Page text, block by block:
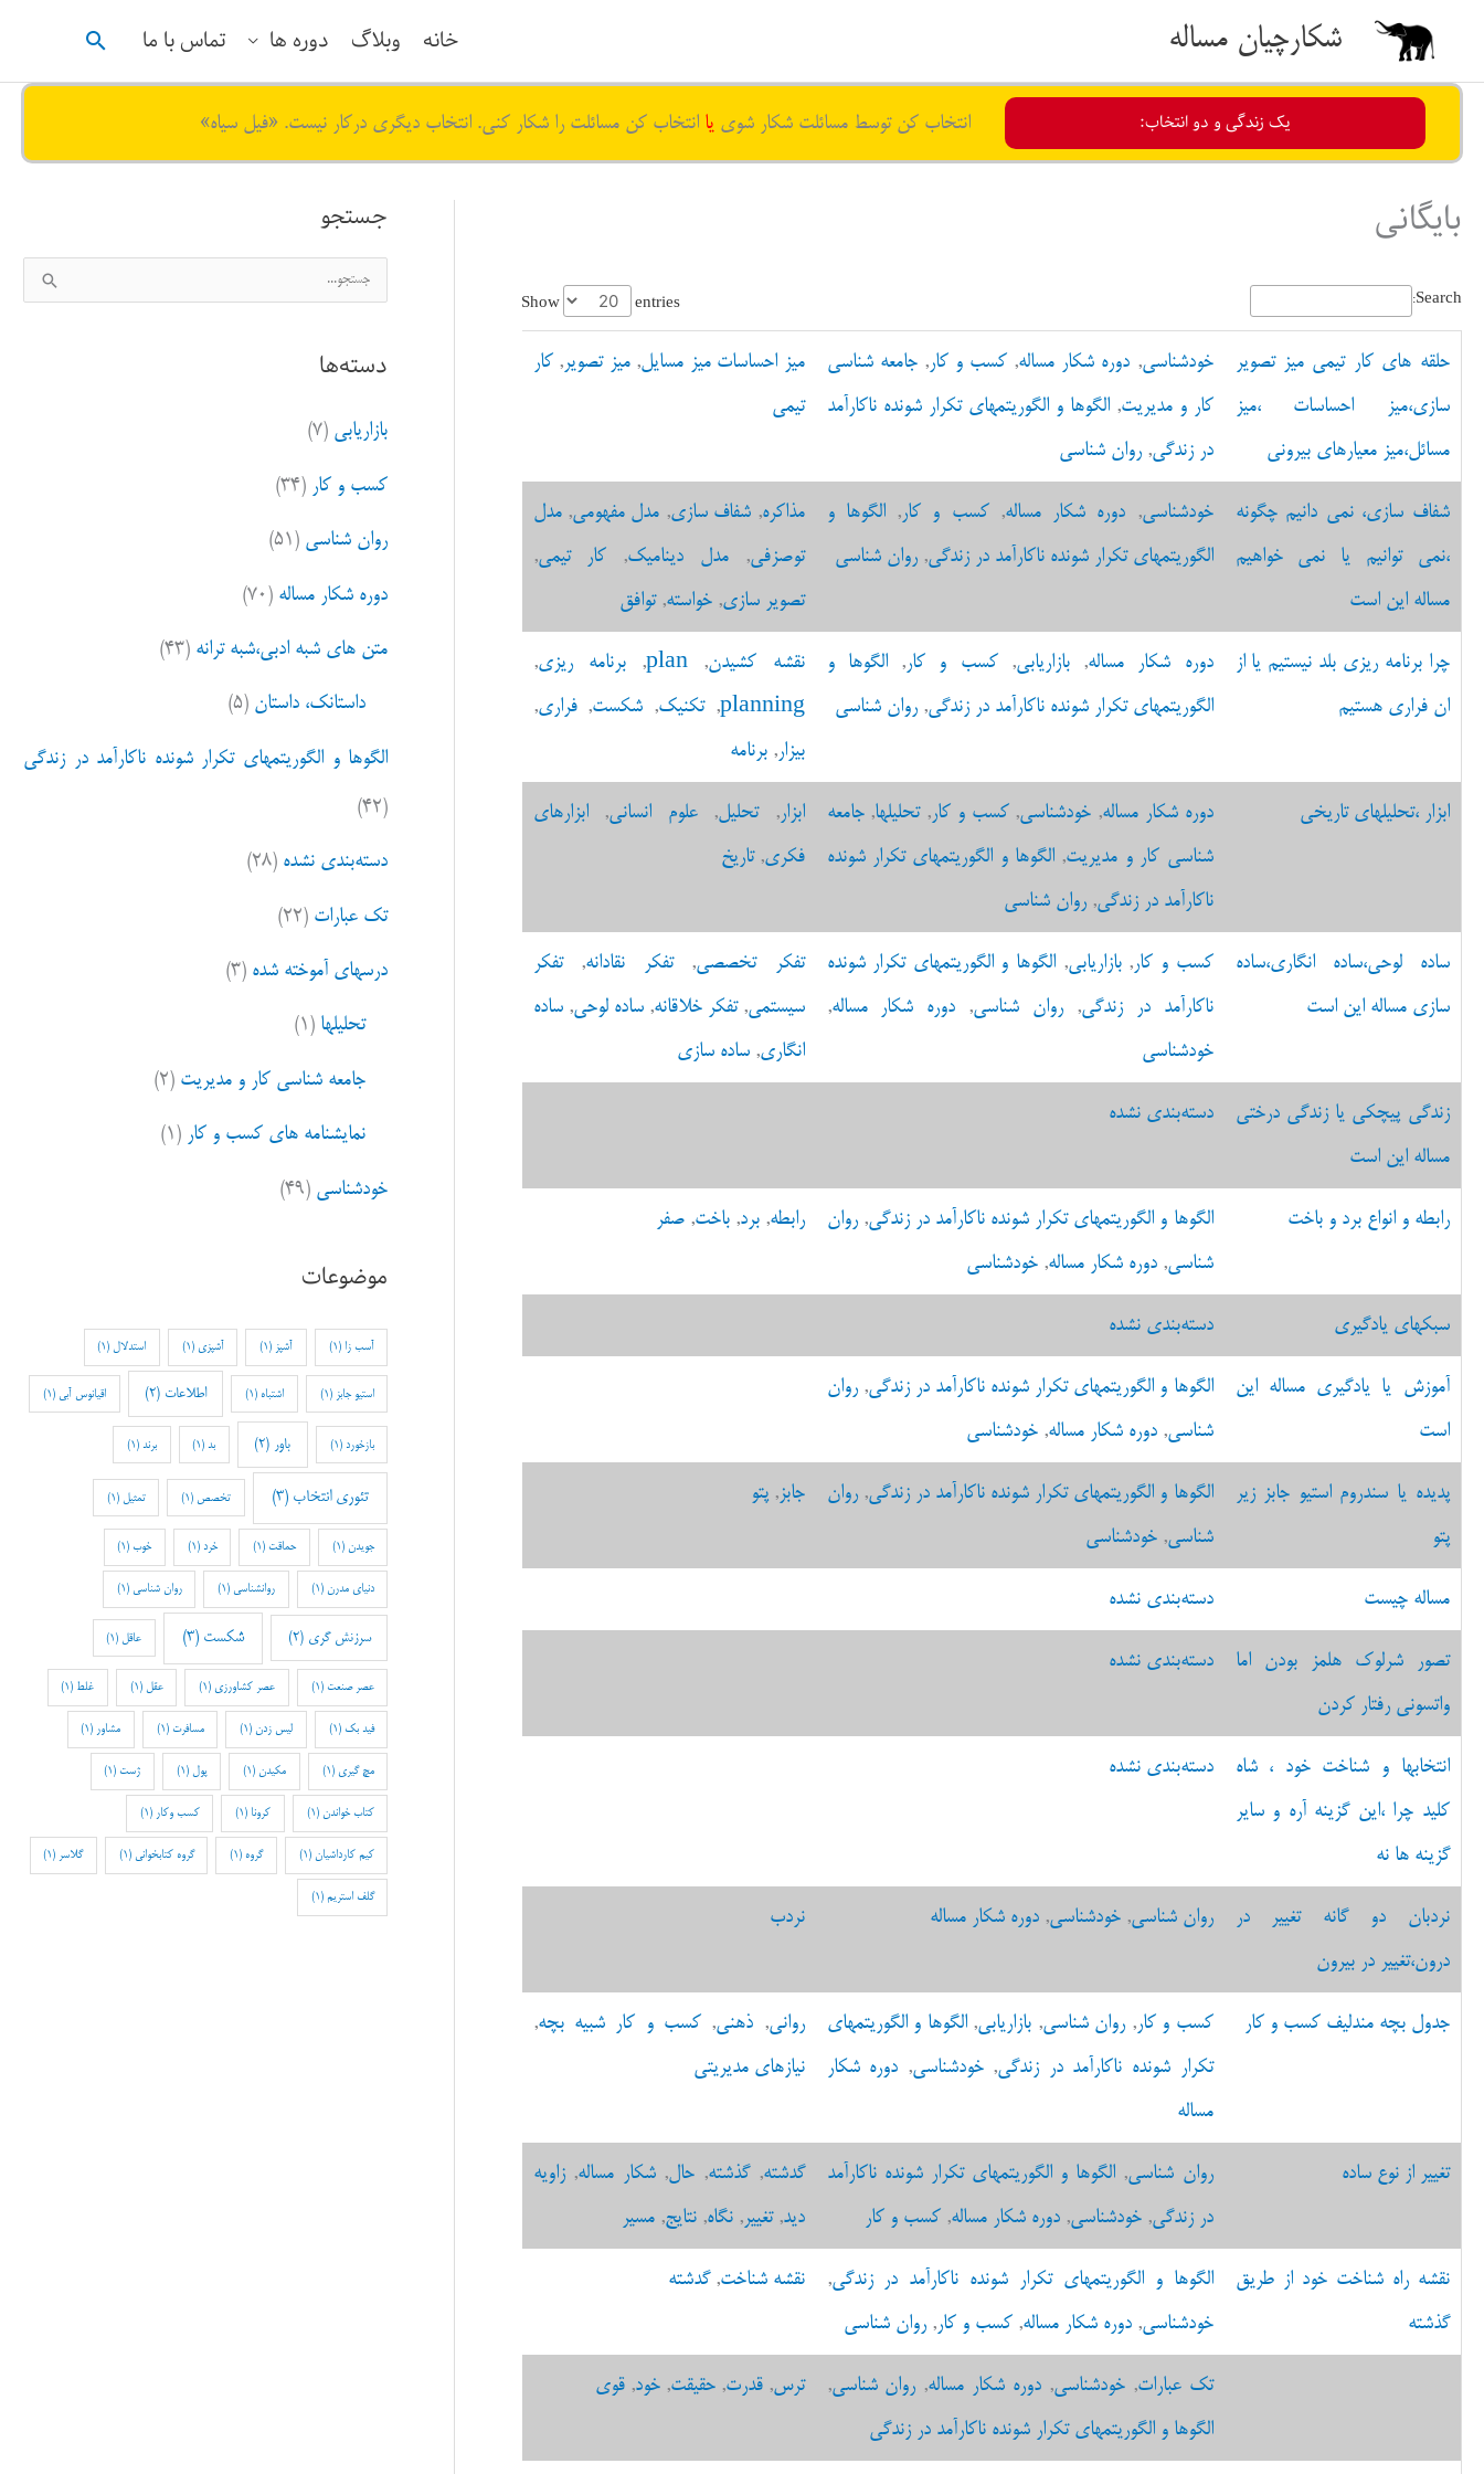
شکارچیان مساله خانه وبلاگ دوره ها تماس با ما جستجو
یک زندگی و دو انتخاب: انتخاب کن توسط مسائلت شکار شوی یا انتخاب کن مسائلت را شکار کنی. انتخاب دیگری درکار نیست. «فیل سیاه»
بایگانی
Show entries Search:
حلقه های کار تیمی میز تصویر
سازی،میز احساسات ،میز
مسائل،میز معیارهای بیرونی
خودشناسی, دوره شکار مساله, کسب و کار,جامعه شناسی
کار و مدیریت,الگوها و الگوریتمهای تکرار شونده ناکارآمد
در زندگی,روان شناسی
میز احساسات میز مسایل,میز تصویر,کار
تیمی
شفاف سازی، نمی دانیم چگونه
،نمی توانیم یا نمی خواهیم
مساله این است
خودشناسی, دوره شکار مساله,کسب و کار,الگوها و
الگوریتمهای تکرار شونده ناکارآمد در زندگی,روان شناسی
مذاکره, شفاف سازی, مدل مفهومی,مدل
توصزفی,مدل دینامیک, کار تیمی,
تصویر سازی,خواسته,توافق
چرا برنامه ریزی بلد نیستیم یا از
ان فراری هستیم
دوره شکار مساله,بازاریابی,کسب و کار,الگوها و
الگوریتمهای تکرار شونده ناکارآمد در زندگی,روان شناسی
نقشه کشیدن,
plan
,برنامه ریزی,
planning
,تکنیک, شکست,فراری,
بیزار,برنامه
ابزار ،تحلیلهای تاریخی دوره شکار مساله, خودشناسی,کسب و کار,تحلیلها,جامعه
شناسی کار و مدیریت, الگوها و الگوریتمهای تکرار شونده
ناکارآمد در زندگی,روان شناسی
ابزار,تحلیل,علوم انسانی,ابزارهای
فکری,تاریخ
ساده لوحی،ساده انگاری،ساده
سازی مساله این است
کسب و کار,بازاریابی, الگوها و الگوریتمهای تکرار شونده
ناکارآمد در زندگی, روان شناسی, دوره شکار مساله,
خودشناسی
تفکر تخصصی,تفکر نقادانه,تفکر
سیستمی,تفکر خلاقانه,ساده لوحی,ساده
انگاری,ساده سازی
زندگی پیچکی یا زندگی درختی
مساله این است
دسته‌بندی نشده
رابطه و انواع برد و باخت الگوها و الگوریتمهای تکرار شونده ناکارآمد در زندگی,روان
شناسی,دوره شکار مساله,خودشناسی
رابطه,برد,باخت,صفر
سبکهای یادگیری دسته‌بندی نشده
آموزش یا یادگیری مساله این
است
الگوها و الگوریتمهای تکرار شونده ناکارآمد در زندگی,روان
شناسی,دوره شکار مساله,خودشناسی
پدیده یا سندروم استیو جابز زیر
پتو
الگوها و الگوریتمهای تکرار شونده ناکارآمد در زندگی,روان
شناسی,خودشناسی
جابز,پتو
مساله چیست دسته‌بندی نشده
تصور شرلوک هلمز بودن اما
واتسونی رفتار کردن
دسته‌بندی نشده
انتخابها و شناخت خود ، شاه
کلید چرا ،این گزینه آره و سایر
گزینه ها نه
دسته‌بندی نشده
نردبان دو گانه تغییر در
درون،تغییر در بیرون
روان شناسی,خودشناسی,دوره شکار مساله نردب
جدول بچه مندلیف کسب و کار کسب و کار, روان شناسی, بازاریابی,الگوها و الگوریتمهای
تکرار شونده ناکارآمد در زندگی,خودشناسی, دوره شکار
مساله
روانی, ذهنی,کسب و کار شبیه بچه,
نیازهای مدیریتی
تغییر از نوع ساده روان شناسی, الگوها و الگوریتمهای تکرار شونده ناکارآمد
در زندگی,خودشناسی,دوره شکار مساله,کسب و کار
گدشته,گذشته, حال,شکار مساله,زاویه
دید,تغییر,نگاه,نتایج,مسیر
نقشه راه شناخت خود از طریق
گذشته
الگوها و الگوریتمهای تکرار شونده ناکارآمد در زندگی,
خودشناسی,دوره شکار مساله,کسب و کار,روان شناسی
نقشه شناخت,گدشته
تک عبارات,خودشناسی, دوره شکار مساله, روان شناسی,
الگوها و الگوریتمهای تکرار شونده ناکارآمد در زندگی
ترس,قدرت,حقیقت,خود,قوی
جستجو
س
ج
ب
ی
دسته‌ها
بازاریابی (۷)
کسب و کار (۳۴)
روان شناسی (۵۱)
دوره شکار مساله (۷۰)
متن های شبه ادبی،شبه ترانه (۴۳)
داستانک، داستان (۵)
الگوها و الگوریتمهای تکرار شونده ناکارآمد در زندگی
(۴۲)
دسته‌بندی نشده (۲۸)
تک عبارات (۲۲)
درسهای آموخته شده (۳)
تحلیلها (۱)
جامعه شناسی کار و مدیریت (۲)
نمایشنامه های کسب و کار (۱)
خودشناسی (۴۹)
موضوعات
آسب زا (1) آشپز (1) آشپزی (1) استدلال (1)
استیو جابز (1) اشتباه (1) اطلاعات (2) اقیانوس آبی (1)
بازخورد (1) باور (2) بد(1) برند (1)
تئوری انتخاب (3) تخصص (1) تمثیل (1)
جویدن (1) حماقت(1) خرد (1) خوب(1)
دنیای مدرن (1) روانشناسی (1) روان شناسی (1)
سرزنش گری (2) شکست (3) عاقل (1)
عصر صنعت (1) عصر کشاورزی(1) عقل (1) غلط (1)
فید بک (1) لیس زدن (1) مسافرت (1) مشاور (1)
مچ گیری (1) مکیدن (1) پول (1) ژست(1)
کتاب خواندن (1) کرونا (1) کسب وکار (1)
کیم کارداشیان (1) گروه (1) گروه کتابخوانی (1) گلاسر (1)
گلف استریم (1)